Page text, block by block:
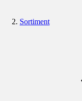
Sortiment